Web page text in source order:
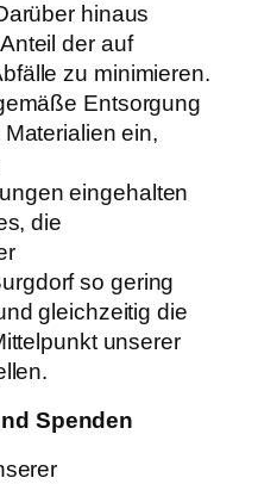
hinaus
der auf
zu minimieren.
Entsorgung
ein,
eingehalten
die
so gering
gleichzeitig die
unserer
Spenden